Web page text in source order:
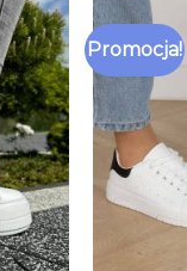
Promocja!